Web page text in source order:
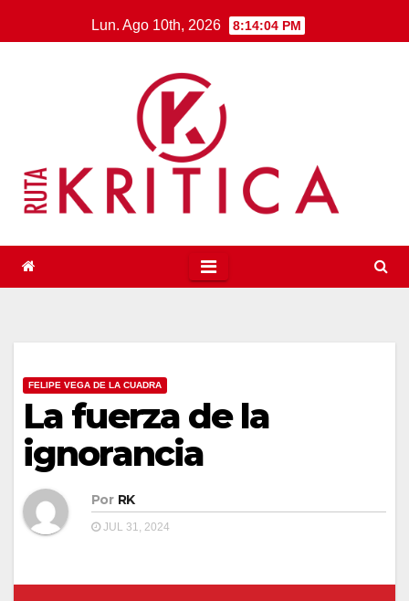
al
Lun. Ago 10th, 2026 8:14:05 PM
FELIPE VEGA DE LA CUADRA
La fuerza de la
ignorancia
Por RK
JUL 31, 2024